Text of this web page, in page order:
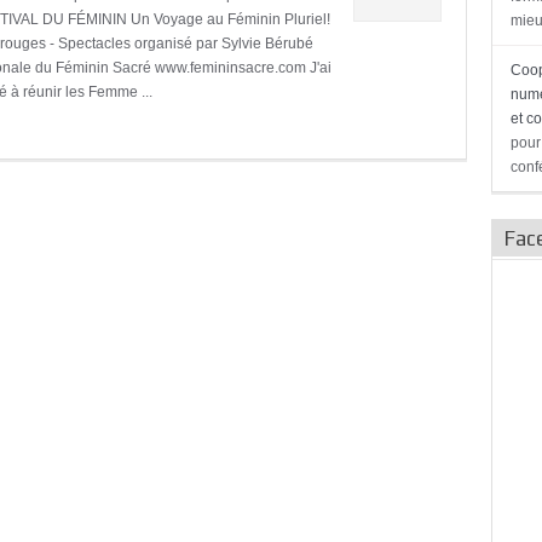
DU FÉMININ Un Voyage au Féminin Pluriel!
- Spectacles organisé par Sylvie Bérubé
du Féminin Sacré www.femininsacre.com J'ai
à réunir les Femme ...
et